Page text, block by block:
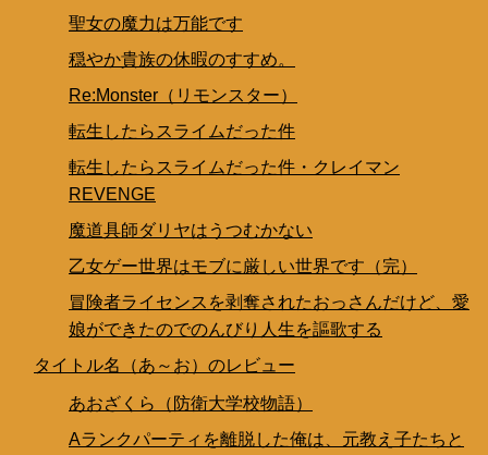
聖女の魔力は万能です
穏やか貴族の休暇のすすめ。
Re:Monster（リモンスター）
転生したらスライムだった件
転生したらスライムだった件・クレイマン
REVENGE
魔道具師ダリヤはうつむかない
乙女ゲー世界はモブに厳しい世界です（完）
冒険者ライセンスを剥奪されたおっさんだけど、愛
娘ができたのでのんびり人生を謳歌する
タイトル名（あ～お）のレビュー
あおざくら（防衛大学校物語）
Aランクパーティを離脱した俺は、元教え子たちと